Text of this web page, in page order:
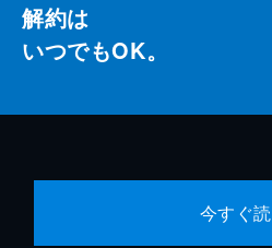
解約は
いつでもOK。
今すぐ